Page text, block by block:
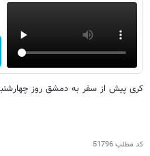
کری پیش از سفر به دمشق روز
کد مطلب51796